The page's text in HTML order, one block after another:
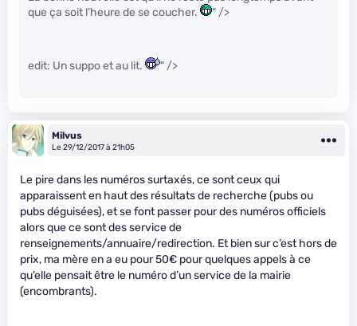
que ça soit l’heure de se coucher.
" />
edit: Un suppo et au lit. " />
Milvus
Le 29/12/2017 à 21h05
Le pire dans les numéros surtaxés, ce sont ceux qui
apparaissent en haut des résultats de recherche (pubs ou
pubs déguisées), et se font passer pour des numéros officiels
alors que ce sont des service de
renseignements/annuaire/redirection. Et bien sur c’est hors de
prix, ma mère en a eu pour 50€ pour quelques appels à ce
qu’elle pensait être le numéro d’un service de la mairie
(encombrants).